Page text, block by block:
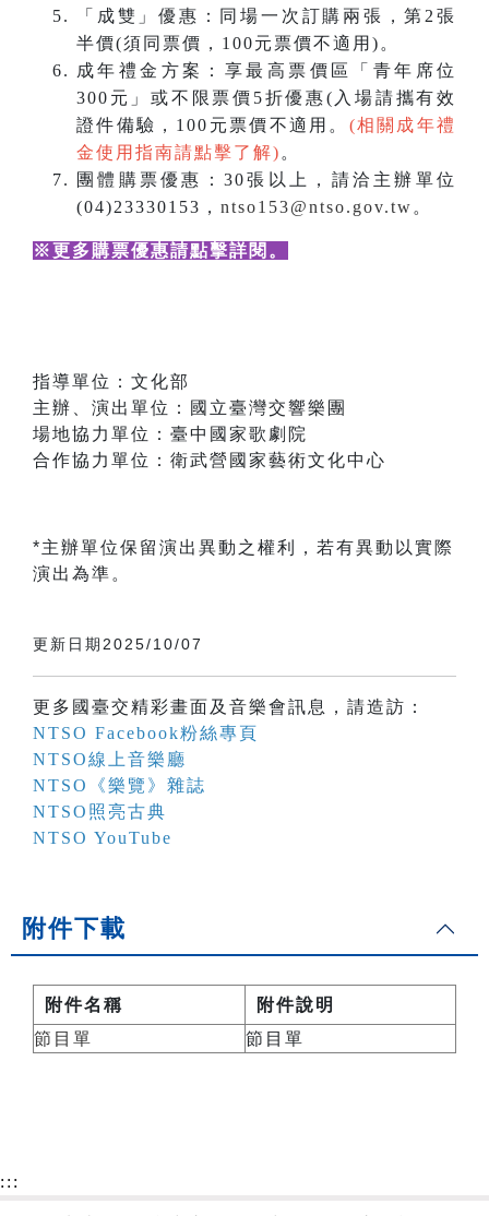
「成雙」優惠：同場一次訂購兩張，第2張
半價(須同票價，100元票價不適用)。
成年禮金方案：享最高票價區「青年席位
300元」或不限票價5折優惠(入場請攜有效
證件備驗，100元票價不適用。 (相關成年禮
金使用指南請點擊了解) 。
團體購票優惠：30張以上，請洽主辦單位
(04)23330153， ntso153@ntso.gov.tw 。
※更多購票優惠請點擊詳閱 。
指導單位：文化部
主辦、演出單位：國立臺灣交響樂團
場地協力單位：臺中國家歌劇院
合作協力單位：衛武營國家藝術文化中心
*主辦單位保留演出異動之權利，若有異動以實際
演出為準。
更新日期2025/10/07
更多國臺交精彩畫面及音樂會訊息，請造訪：
NTSO Facebook粉絲專頁
NTSO線上音樂廳
NTSO《樂覽》雜誌
NTSO照亮古典
NTSO YouTube
附件下載
附件名稱
附件說明
節目單
節目單
:::